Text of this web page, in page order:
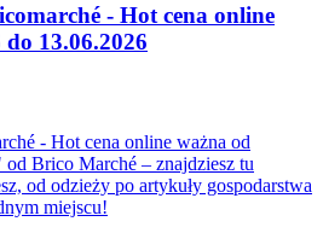
- Hot cena online
13.06.2026
- Hot cena online ważna od
Brico Marché – znajdziesz tu
od odzieży po artykuły gospodarstwa
miejscu!